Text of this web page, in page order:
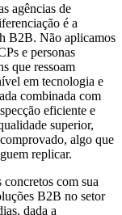
agências de
é a
B2B. Não aplicamos
e personas
que ressoam
em tecnologia e
combinada com
eficiente e
superior,
algo que
replicar.
com sua
B2B no setor
dada a